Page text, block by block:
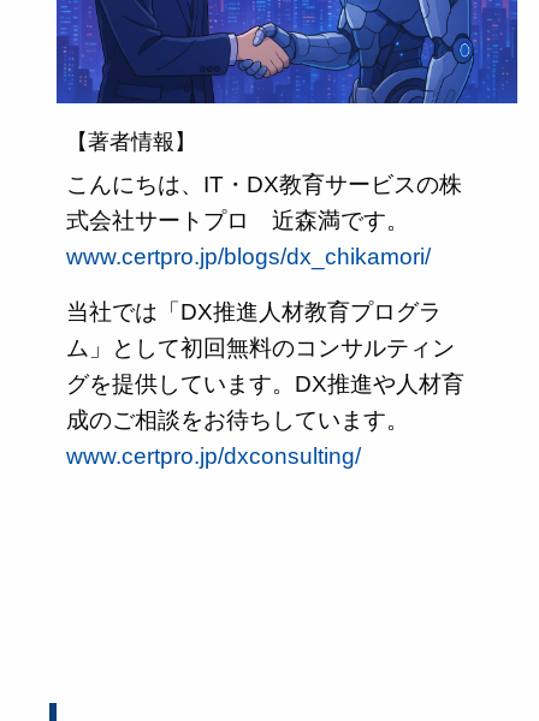
【著者情報】
こんにちは、IT・DX教育サービスの株
式会社サートプロ 近森満です。
www.certpro.jp/blogs/dx_chikamori/
当社では「DX推進人材教育プログラ
ム」として初回無料のコンサルティン
グを提供しています。DX推進や人材育
成のご相談をお待ちしています。
www.certpro.jp/dxconsulting/